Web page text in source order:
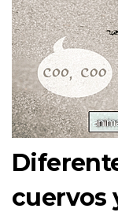
cuervos